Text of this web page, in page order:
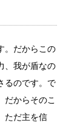
。だからこの
、我が盾なの
るのです。で
だからそのこ
ただ主を信